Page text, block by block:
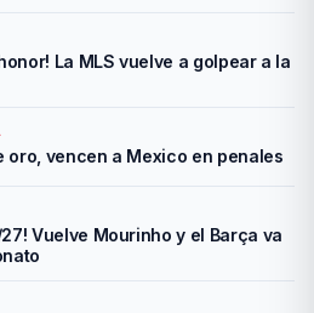
La MLS vuelve a golpear a la
oro, vencen a Mexico en penales
27! Vuelve Mourinho y el Barça va